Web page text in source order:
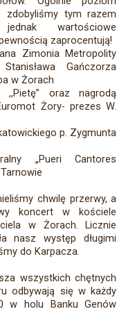
zdobyliśmy tym razem
wartościowe
zaprocentują!
Zimonia Metropolity
Gańczorza
w Żorach
,,Pietę” oraz nagrodą
Żory- prezes W.
p. Zygmunta
„Pueri Cantores
chwilę przerwy, a
koncert w kościele
w Żorach. Licznie
nasz występ długimi
do Karpacza.
wszystkich chętnych
odbywają się w każdy
w holu Banku Genów